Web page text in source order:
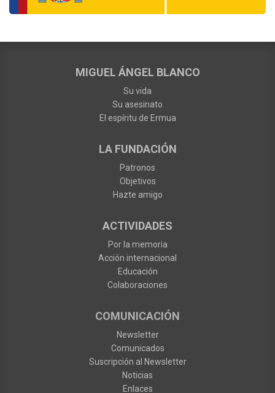
MIGUEL ÁNGEL BLANCO
Su vida
Su asesinato
El espíritu de Ermua
LA FUNDACIÓN
Patronos
Objetivos
Hazte amigo
ACTIVIDADES
Por la memoria
Acción internacional
Educación
Colaboraciones
COMUNICACIÓN
Newsletter
Comunicados
Suscripción al Newsletter
Noticias
Enlaces